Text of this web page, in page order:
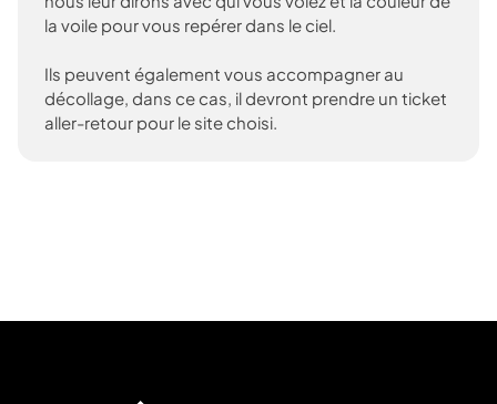
la voile pour vous repérer dans le ciel.
Ils peuvent également vous accompagner au
décollage, dans ce cas, il devront prendre un ticket
aller-retour pour le site choisi.